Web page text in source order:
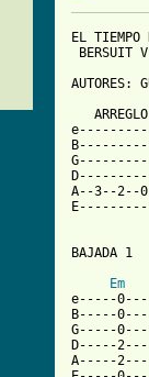
EL
BERSUIT
AUTORES:
A--3--
BAJADA 1
Em
e-----
B-----
G-----
D-----
A-----